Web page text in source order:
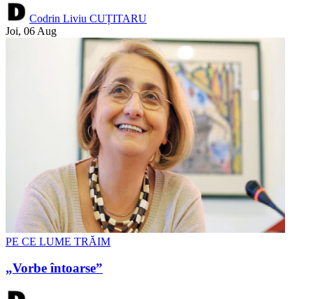
Codrin Liviu CUȚITARU
Joi, 06 Aug
PE CE LUME TRĂIM
„Vorbe întoarse”